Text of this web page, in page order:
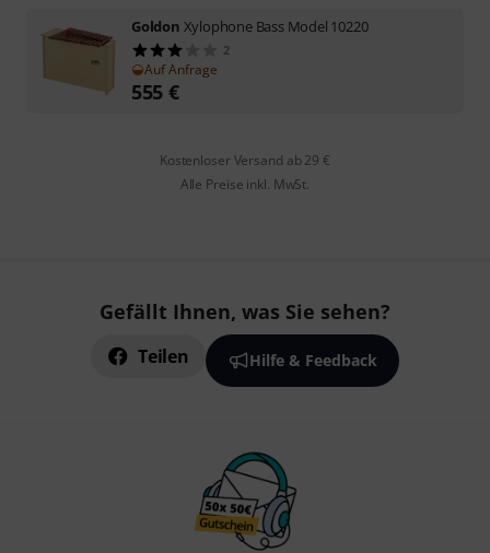
Goldon Xylophone Bass Model 10220
2
Auf Anfrage
555 €
Kostenloser Versand ab 29 €
Alle Preise inkl. MwSt.
Gefällt Ihnen, was Sie sehen?
Teilen Hilfe & Feedback